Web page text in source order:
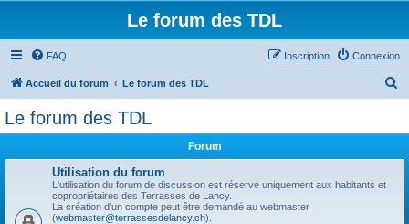
Le forum des TDL
FAQ Connexion
Inscription
Accueil du forum Le forum des TDL
Le forum des TDL
Forum
Utilisation du forum
L'utilisation du forum de discussion est réservé uniquement aux habitants et
copropriétaires des Terrasses de Lancy.
La création d'un compte peut être demandé au webmaster
(webmaster@terrassesdelancy.ch).